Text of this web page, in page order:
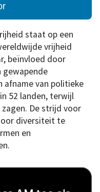
staat op een
vrijheid
beïnvloed door
gewapende
afname van politieke
52 landen, terwijl
De strijd voor
diversiteit te
en